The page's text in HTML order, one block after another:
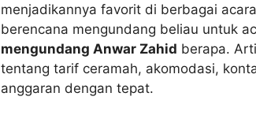
menjadikannya favorit di berbagai
berencana mengundang beliau untuk
mengundang Anwar Zahid berapa.
tentang tarif ceramah, akomodasi,
anggaran dengan tepat.